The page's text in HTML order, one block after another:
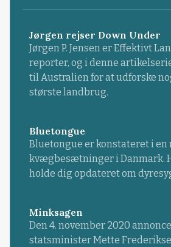
Jørgen rejser Down Under
Jørgen P. Jensen er Effektivt
reporter, og i denne
til Australien for at udforske
største landbrug.
Bluetongue
Bluetongue er konstateret i en
kvægbesætninger i Danmark.
holde dig opdateret om
Minksagen
Den 4. november 2020
statsminister Mette